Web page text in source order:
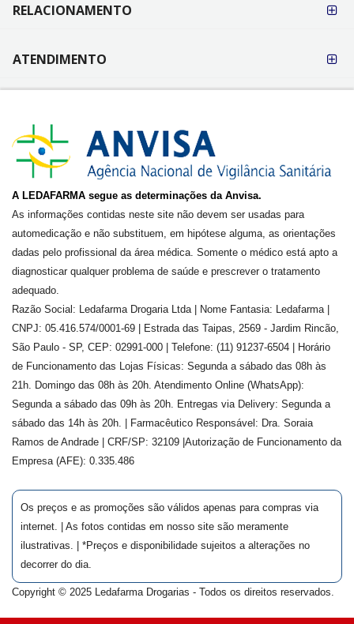
RELACIONAMENTO
ATENDIMENTO
A LEDAFARMA segue as determinações da Anvisa.
As informações contidas neste site não devem ser usadas para
automedicação e não substituem, em hipótese alguma, as orientações
dadas pelo profissional da área médica. Somente o médico está apto a
diagnosticar qualquer problema de saúde e prescrever o tratamento
adequado.
Razão Social: Ledafarma Drogaria Ltda | Nome Fantasia: Ledafarma |
CNPJ: 05.416.574/0001-69 | Estrada das Taipas, 2569 - Jardim Rincão,
São Paulo - SP, CEP: 02991-000 | Telefone: (11) 91237-6504 | Horário
de Funcionamento das Lojas Físicas: Segunda a sábado das 08h às
21h. Domingo das 08h às 20h. Atendimento Online (WhatsApp):
Segunda a sábado das 09h às 20h. Entregas via Delivery: Segunda a
sábado das 14h às 20h. | Farmacêutico Responsável: Dra. Soraia
Ramos de Andrade
| CRF/SP: 32109 |Autorização de Funcionamento da
Empresa (AFE): 0.335.486
Os preços e as promoções são válidos apenas para compras via
internet. | As fotos contidas em nosso site são meramente
ilustrativas. | *Preços e disponibilidade sujeitos a alterações no
decorrer do dia.
Copyright © 2025 Ledafarma Drogarias - Todos os direitos reservados.